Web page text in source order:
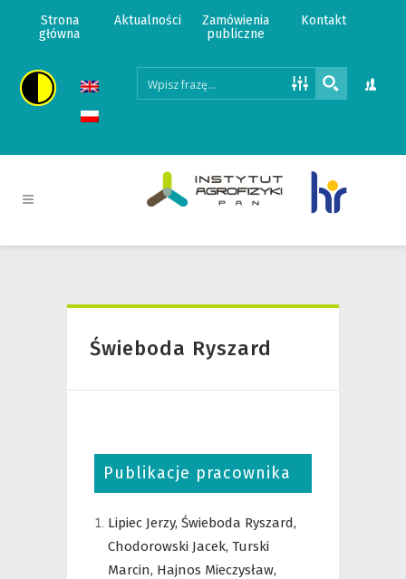
Strona
główna
Aktualności
Zamówienia
publiczne
Kontakt
Świeboda Ryszard
Publikacje pracownika
Lipiec Jerzy, Świeboda Ryszard,
Chodorowski Jacek, Turski
Marcin, Hajnos Mieczysław,